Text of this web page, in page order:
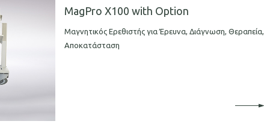
MagPro X100 with Option
Μαγνητικός Ερεθιστής για Έρευνα, Διάγνωση, Θεραπεία,
Αποκατάσταση